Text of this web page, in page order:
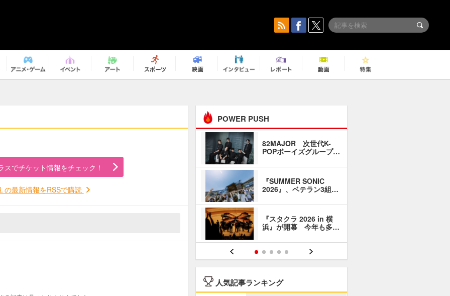
スでチケット情報をチェック！
の最新情報をRSSで購読
POWER PUSH
82MAJOR 次世代K-
POPボーイズグループ…
『SUMMER SONIC
2026』、ベテラン3組…
『スタクラ 2026 in 横
浜』が開幕 今年も多…
人気記事ランキング